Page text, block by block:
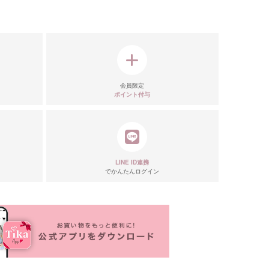
会員限定
ポイント付与
LINE ID連携
でかんたんログイン